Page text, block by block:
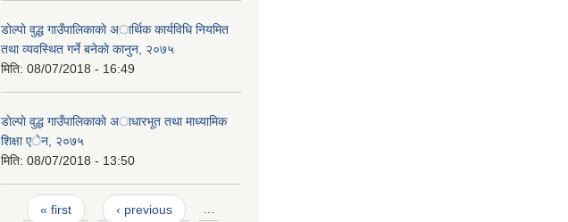
डाेल्पाे वुद्ध गाउँपालिकाकाे अार्थिक कार्यविधि नियमित
तथा व्यवस्थित गर्ने बनेकाे कानुन, २०७५
मिति: 08/07/2018 - 16:49
डाेल्पाे वुद्ध गाउँपालिकाकाे अाधारभूत तथा माध्यामिक
शिक्षा एेन, २०७५
मिति: 08/07/2018 - 13:50
Pages
« first ‹ previous …